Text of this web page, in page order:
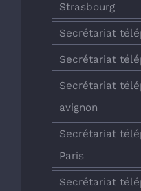
Strasbourg
Secrétariat
Secrétariat
Secrétariat
avignon
Secrétariat
Paris
Secrétariat